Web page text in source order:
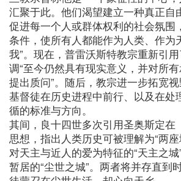
汇聚于此。他们渴望建立一种真正自
促进每一个人或群体权利的社会氛围
条件，使所有人都能作为人类、作为
我”。现在，普雷沃斯特教宗重新引
调“至今仍然具有现实意义，并对所
提出质问”。随后，教宗进一步拓宽
基督徒在历史进程中前行、以及在处
循的标准与方向。
其间，良十四世多次引用圣奥斯定在
思想，指出人类历史可被理解为“两
对天主与近人的爱为特征的“天主之
暂居的“尘世之城”。两者将并存直到